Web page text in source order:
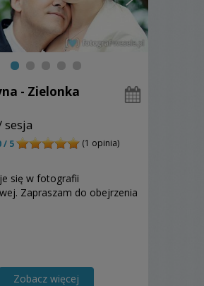
- Zielonka
sesja
/ 5
(1 opinia)
się w fotografii
Zapraszam do obejrzenia
Zobacz więcej